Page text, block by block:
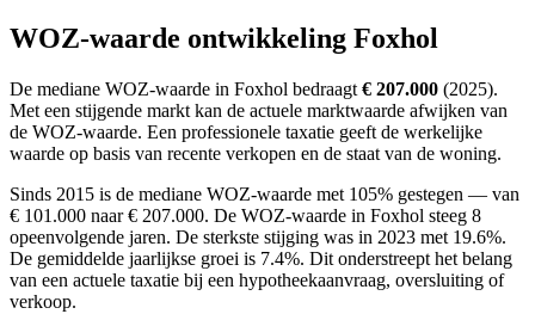
WOZ-waarde ontwikkeling Foxhol
De mediane WOZ-waarde in Foxhol bedraagt € 207.000 (2025).
Met een stijgende markt kan de actuele marktwaarde afwijken van
de WOZ-waarde. Een professionele taxatie geeft de werkelijke
waarde op basis van recente verkopen en de staat van de woning.
Sinds 2015 is de mediane WOZ-waarde met 105% gestegen — van
€ 101.000 naar € 207.000. De WOZ-waarde in Foxhol steeg 8
opeenvolgende jaren. De sterkste stijging was in 2023 met 19.6%.
De gemiddelde jaarlijkse groei is 7.4%. Dit onderstreept het belang
van een actuele taxatie bij een hypotheekaanvraag, oversluiting of
verkoop.